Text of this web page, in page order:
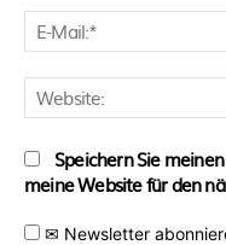
Speichern Sie
meine Website für den
✉ Newsletter